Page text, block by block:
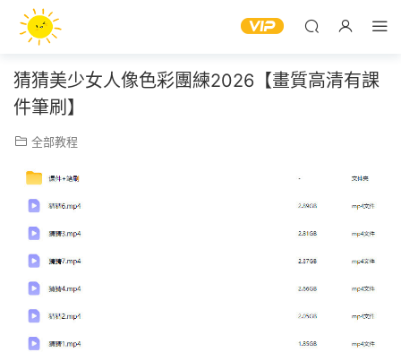
猜猜美少女人像色彩團練2026【畫質高清有課
件筆刷】
全部教程